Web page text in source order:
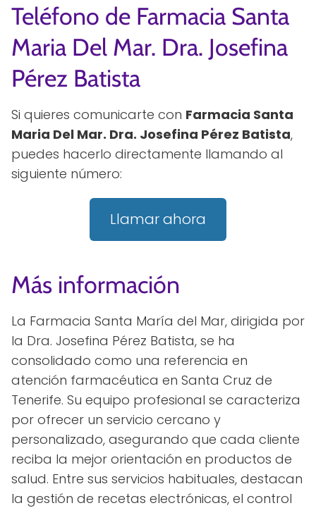
Teléfono de Farmacia Santa
Maria Del Mar. Dra. Josefina
Pérez Batista
Si quieres comunicarte con Farmacia Santa
Maria Del Mar. Dra. Josefina Pérez Batista,
puedes hacerlo directamente llamando al
siguiente número:
Llamar ahora
Más información
La Farmacia Santa María del Mar, dirigida por
la Dra. Josefina Pérez Batista, se ha
consolidado como una referencia en
atención farmacéutica en Santa Cruz de
Tenerife. Su equipo profesional se caracteriza
por ofrecer un servicio cercano y
personalizado, asegurando que cada cliente
reciba la mejor orientación en productos de
salud. Entre sus servicios habituales, destacan
la gestión de recetas electrónicas, el control